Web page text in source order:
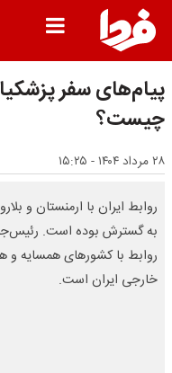
پیام‌های سفر
چیست؟
۲۸ مرداد ۱۴۰۴ - ۱۵:۲۵
روابط ایران با ارمنستان و
به ‌گسترش بوده است.
روابط با کشورهای همسایه و
خارجی ایران است.